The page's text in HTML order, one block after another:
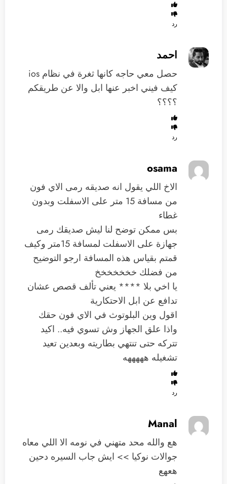
رد
احمد
حصل معي حاجه كانها ثغرة في نظام ios
كيف فيني اخبر عنها ابل والا عن طريقكم
؟؟؟؟
رد
osama
الاخ اللي يقول انه صديقه رمى الاي فون
من مسافة 15 متر على الاسفلت وبدون
غطاء
بس ممكن توضح لنا ليش صديقك رمى
جهازة على الاسفلت لمسافة 15متر وكيف
قمتم بقياس هذه المسافة ارجو التوضيح
من فضلك خخخخخخخ
يا اخي بلا **** يعني تألف قصص عشان
تدافع عن ابل الاحتكارية
اقول وين البلوتوث في الاي فون حقك
واذا علق الجهاز وش تسوي فيه.. اكيد
تتركه حتى تنتهي بطاريته وبعدين تعيد
تشغيله هههههه
رد
Manal
هع والله محد متهني في نومه الا اللي معاه
جوالات نوكيا >> ايش جاب السيره دحين
هعهع